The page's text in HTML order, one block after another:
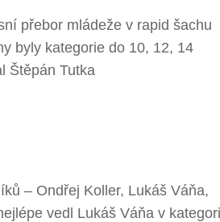
přebor mládeže v rapid šachu
byly kategorie do 10, 12, 14
Štěpán Tutka
– Ondřej Koller, Lukáš Váňa,
vedl Lukáš Váňa v